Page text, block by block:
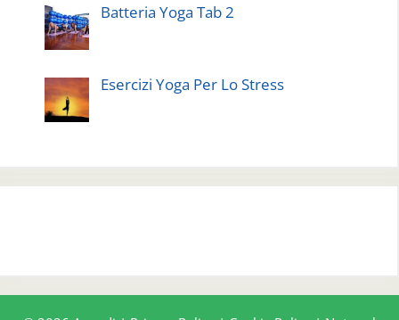
Batteria Yoga Tab 2
Esercizi Yoga Per Lo Stress